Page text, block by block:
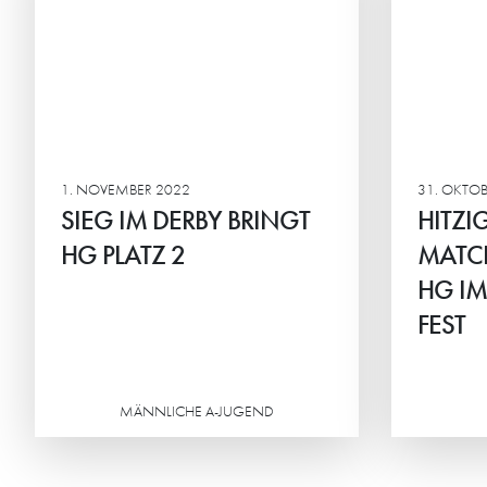
1. NOVEMBER 2022
SIEG IM DERBY BRINGT
HG PLATZ 2
MÄNNLICHE A-JUGEND
31.
HG IM
FEST
Tabellenführer Fürstenfeldruck